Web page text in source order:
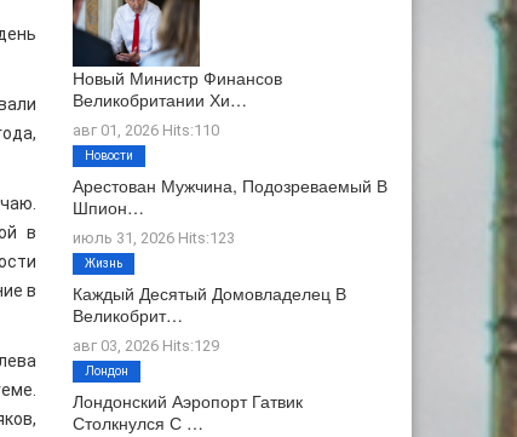
в
в
Новый Министр Финансов
Великобритании Хи…
авг 01, 2026 Hits:110
Арестован Мужчина, Подозреваемый В
Шпион…
июль 31, 2026 Hits:123
Новости
Каждый Десятый Домовладелец В
Великобрит…
авг 03, 2026 Hits:129
Жизнь
Лондонский Аэропорт Гатвик
Столкнулся С …
Лондон